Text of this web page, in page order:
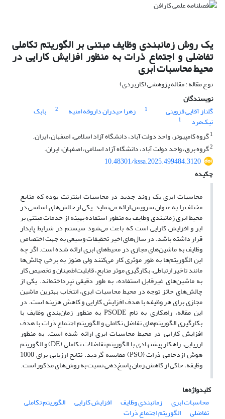
یک روش زمانبندی وظایف مبتنی بر الگوریتم تکاملی
تفاضلی و اجتماع ذرات به منظور افزایش کارایی در
محیط محاسبات ابری
نوع مقاله : مقاله پژوهشی (کاربردی)
نویسندگان
گلناز آقایی قزوینی
1 زهرا حیدران داروقه امنیه 2 بابک
نیک‌مرد
1
1گروه کامپیوتر، واحد دولت آباد، دانشگاه آزاد اسلامی، اصفهان، ایران.
2گروه برق، واحد دولت آباد، دانشگاه آزاد اسلامی، اصفهان، ایران.
10.48301/kssa.2025.499484.3120
چکیده
محاسبات ابری یک روند جدید در محاسبات اینترنت بوده که منابع
مختلف را به عنوان سرویس ارائه می‌نماید. یکی از چالش‌های اساسی در
محیط ابری زمانبندی وظایف به منظور استفاده بهینه از خدمات مبتنی بر
ابر و افزایش کارایی است که باعث می‌شود سیستم در شرایط پایدار
قرار داشته باشد. در سال‌های اخیر تحقیقات وسیعی به جهت اختصاص
وظایف به ماشین‌های مجازی در محیط‌های ابری ارائه شده است. اگر چه
این الگوریتم‌ها به طور موثری کار می‌کنند ولی هنوز به برخی چالش‌ها
مانند تاخیر ارتباطی، بکارگیری موثر منابع، قابلیت‌اطمینان و تخصیص کار
به ماشین‌های غیر‌قابل استفاده، به طور دقیقی نپرداخته‌اند. یکی از
چالش‌های حائز توجه در محیط محاسبات ابری، انتخاب بهترین ماشین
مجازی برای هر وظیفه با هدف افزایش کارایی و کاهش هزینه است. در
این مقاله، راهکاری به نام PSODE به منظور زمان‌بندی وظایف با
بکارگیری الگوریتم‌های تفاضل تکاملی و الگوریتم اجتماع ذرات با هدف
افزایش کارایی در محیط محاسبات ابری ارائه شده است. به منظور
ارزیابی، راهکار پیشنهادی با الگوریتم تفاضلات تکاملی (DE) و الگوریتم
هوش ازدحامی ذرات (PSO) مقایسه گردید. نتایج ارزیابی برای 1000
وظیفه، حاکی از کاهش زمان پاسخ‌دهی نسبت به روش‌های مذکور است.
کلیدواژه‌ها
محاسبات ابری
زمانبندی وظایف افزایش کارایی الگوریتم تکاملی
تفاضلی
الگوریتم اجتماع ذرات